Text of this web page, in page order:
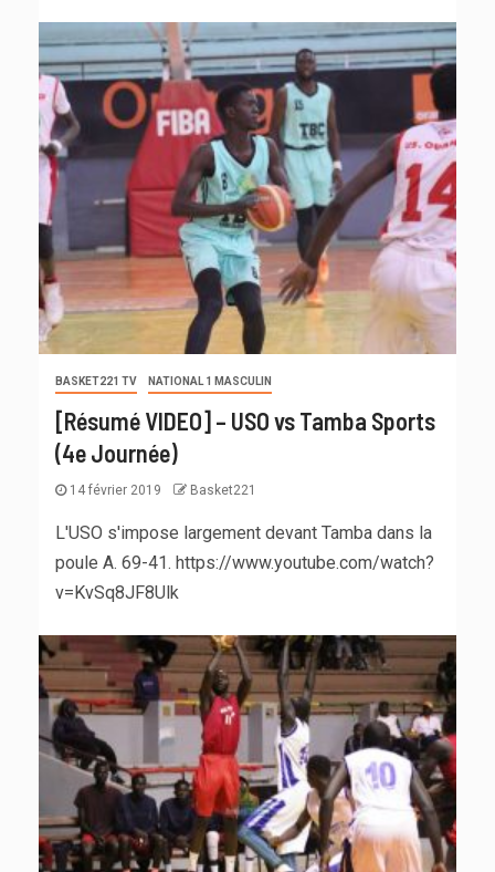
BASKET221 TV NATIONAL 1 MASCULIN
[Résumé VIDEO] – USO vs Tamba Sports
(4e Journée)
14 février 2019 Basket221
L'USO s'impose largement devant Tamba dans la
poule A. 69-41. https://www.youtube.com/watch?
v=KvSq8JF8Ulk